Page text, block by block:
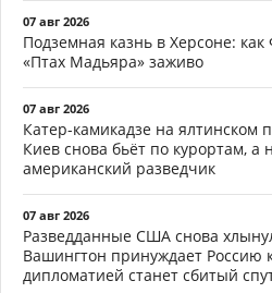
07 авг 2026
Подземная казнь в Херсоне:
«Птах Мадьяра» заживо
07 авг 2026
Катер-камикадзе на ялтинском
Киев снова бьёт по курортам, а
американский разведчик
07 авг 2026
Разведданные США снова
Вашингтон принуждает Россию
дипломатией станет сбитый